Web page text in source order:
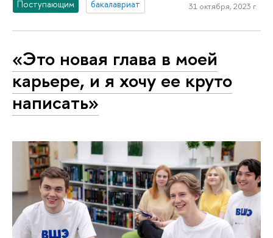
Поступающим бакалавриат 31 октября, 2023 г.
«Это новая глава в моей
карьере, и я хочу ее круто
написать»